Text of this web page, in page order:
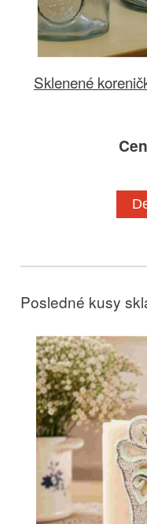
Sklenené
Posledné kusy